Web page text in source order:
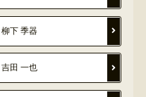
柳下 季器
吉田 一也